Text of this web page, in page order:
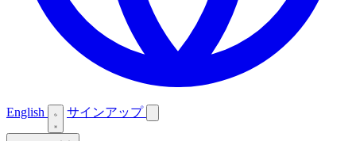
English サインアップ